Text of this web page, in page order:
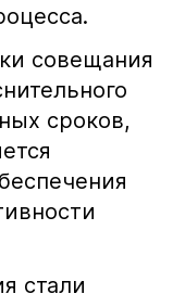
совещания
сроков,
стали